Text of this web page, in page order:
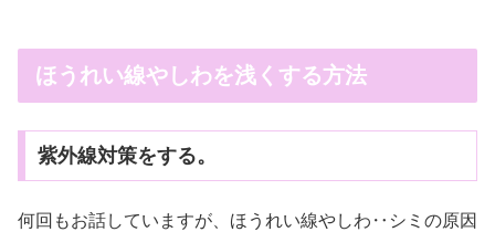
ほうれい線やしわを浅くする方法
紫外線対策をする。
何回もお話していますが、ほうれい線やしわ‥シミの原因